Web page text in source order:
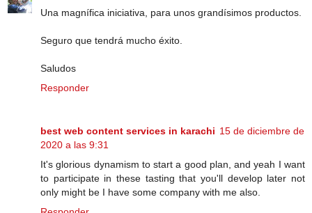
Una magnífica iniciativa, para unos grandísimos productos.
Seguro que tendrá mucho éxito.
Saludos
Responder
best web content services in karachi 15 de diciembre de
2020 a las 9:31
It's glorious dynamism to start a good plan, and yeah I want
to participate in these tasting that you'll develop later not
only might be I have some company with me also.